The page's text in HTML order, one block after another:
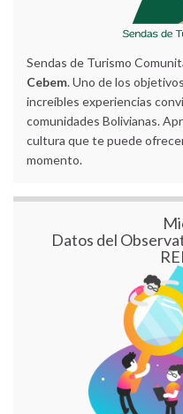
Sendas de Turismo
Cebem. Uno de los
increíbles experiencias
comunidades Bolivianas.
cultura que te puede
momento.
Datos del